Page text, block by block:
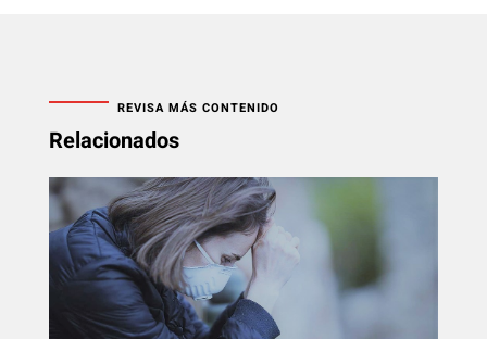
REVISA MÁS CONTENIDO
Relacionados